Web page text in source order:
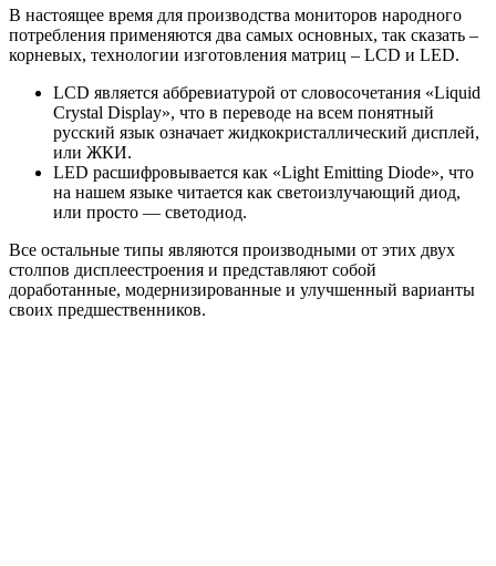
В настоящее время для производства мониторов народного
потребления применяются два самых основных, так сказать –
корневых, технологии изготовления матриц – LCD и LED.
LCD является аббревиатурой от словосочетания «Liquid
Crystal Display», что в переводе на всем понятный
русский язык означает жидкокристаллический дисплей,
или ЖКИ.
LED расшифровывается как «Light Emitting Diode», что
на нашем языке читается как светоизлучающий диод,
или просто — светодиод.
Все остальные типы являются производными от этих двух
столпов дисплеестроения и представляют собой
доработанные, модернизированные и улучшенный варианты
своих предшественников.